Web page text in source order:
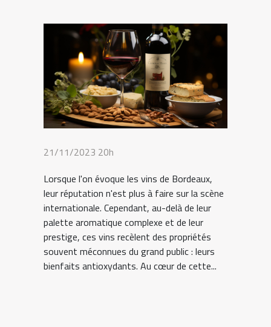
21/11/2023 20h
Lorsque l'on évoque les vins de Bordeaux,
leur réputation n'est plus à faire sur la scène
internationale. Cependant, au-delà de leur
palette aromatique complexe et de leur
prestige, ces vins recèlent des propriétés
souvent méconnues du grand public : leurs
bienfaits antioxydants. Au cœur de cette...